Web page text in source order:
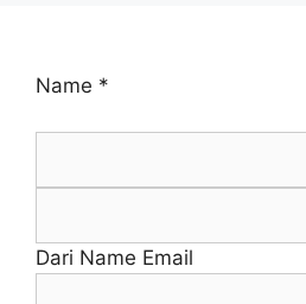
Name *
Dari Name Email